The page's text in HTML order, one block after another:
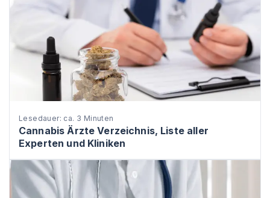
Lesedauer: ca. 3 Minuten
Cannabis Ärzte Verzeichnis, Liste aller
Experten und Kliniken